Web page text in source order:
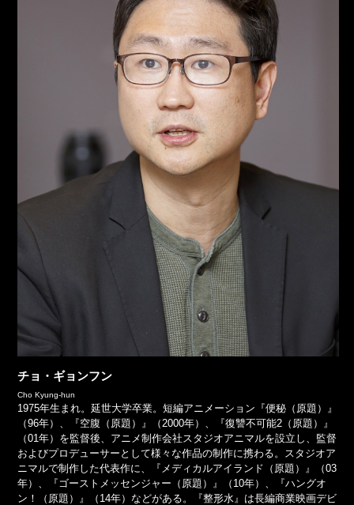
チョ・ギョンフン
Cho Kyung-hun
1975年生まれ。延世大学卒業。短編アニメーション『便秘（原題）』
（96年）、『空腹（原題）』（2000年）、『復讐不可能2（原題）』
（01年）を監督後、アニメ制作会社スタジオアニマルを設立し、監督
およびプロデューサーとして様々な作品の制作に携わる。スタジオア
ニマルで制作した代表作に、『メディカルアイランド（原題）』（03
年）、『ゴーストメッセンジャー（原題）』（10年）、『ハングオ
ン！（原題）』（14年）などがある。『整形水』は長編商業映画デビ